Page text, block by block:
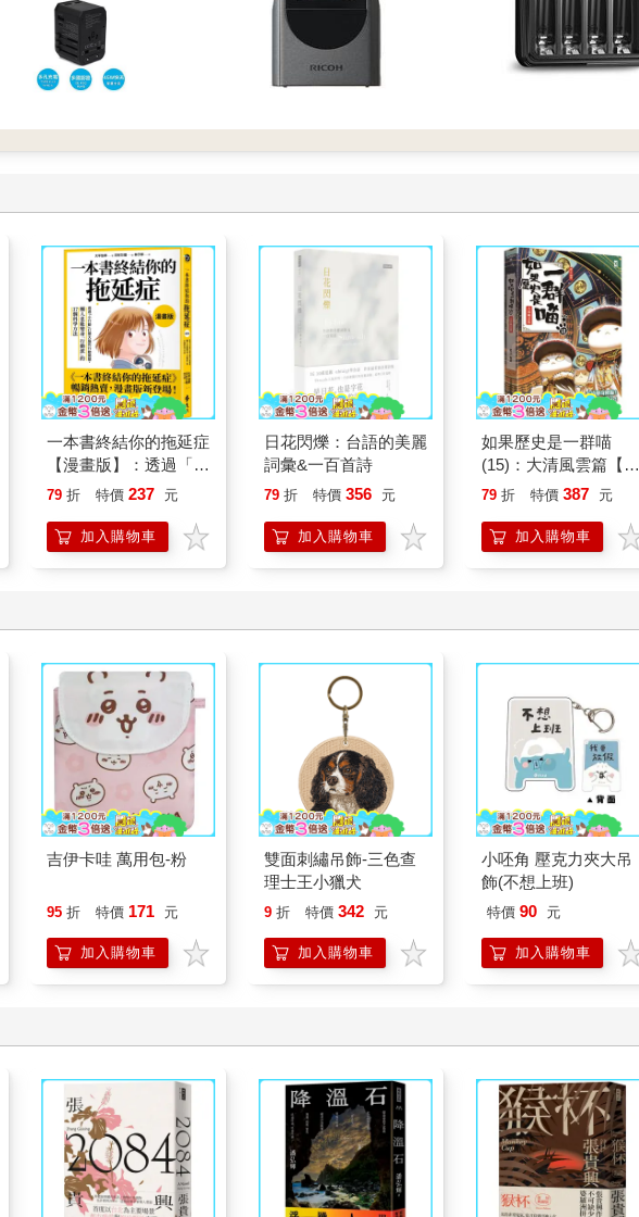
一本書終結你的拖延症
【漫畫版】：透過「小
行動」打開大腦的行動
「行動派」的37個科
學方法
79 折 特價 237 元
加入購物車
日花閃爍：台語的美麗
詞彙&一百首詩
79 折 特價 356 元
加入購物車
如果歷史是一群喵
(15)：大清風雲篇【萌
貓漫畫學歷史】
79 折 特價 387 元
加入購物車
吉伊卡哇 萬用包-粉
95 折 特價 171 元
加入購物車
雙面刺繡吊飾-三色查
理士王小獵犬
9 折 特價 342 元
加入購物車
小呸角 壓克力夾大吊
飾(不想上班)
特價 90 元
加入購物車